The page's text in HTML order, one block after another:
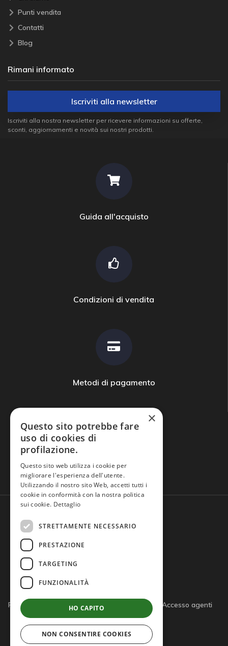
Punti vendita
Contatti
Blog
Rimani informato
Iscriviti alla newsletter
Iscriviti alla nostra newsletter per ricevere informazioni su offerte,
sconti, aggiornamenti e novità sui nostri prodotti.
Guida all'acquisto
Condizioni di vendita
Metodi di pagamento
Domande frequenti
Privacy policy Cookie policy Note legali
Accesso agenti
×
Questo sito potrebbe fare
uso di cookies di
profilazione.
Questo sito web utilizza i cookie per
migliorare l'esperienza dell'utente.
Utilizzando il nostro sito Web, accetti tutti i
cookie in conformità con la nostra politica
sui cookie. Dettaglio
STRETTAMENTE NECESSARIO
PRESTAZIONE
TARGETING
FUNZIONALITÀ
HO CAPITO
NON CONSENTIRE COOKIES